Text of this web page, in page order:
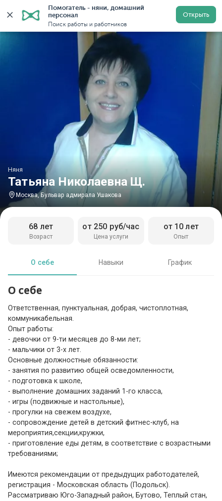
Помогатель - няни, домашний
персонал
Поиск работы и работников
Открыть
Главная Няни Няни в Москве Няни у метро
Татьяна Николаевна Щ.
Няня
Москва, Бульвар адмирала Ушакова
Возраст
68 лет
Цена услуги
от 250 руб/час
Опыт
от 10 лет
О себе Навыки График
О себе
Ответственная, пунктуальная, добрая, чистоплотная,
коммуникабельная.
Опыт работы:
- девочки от 9-ти месяцев до 8-ми лет;
- мальчики от 3-х лет.
Основные должностные обязанности:
- занятия по развитию общей осведомленности,
- подготовка к школе,
- выполнение домашних заданий 1-го класса,
- игры (подвижные и настольные),
- прогулки на свежем воздухе,
- сопровождение детей в детский фитнес-клуб, на
мероприятия,секции,кружки,
- приготовление еды детям, в соответствие с возрастными
требованиями;
Имеются рекомендации от предыдущих работодателей,
регистрация - Московская область (Подольск).
Рассматриваю Юго-Западный район, Бутово, Теплый стан,